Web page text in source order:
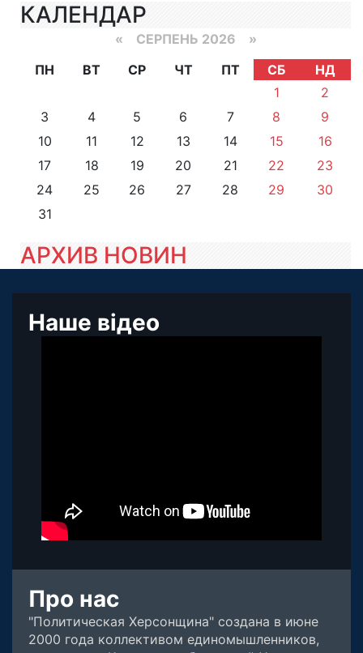
КАЛЕНДАР
« СЕРПЕНЬ 2026 »
ПН
ВТ СР ЧТ ПТ СБ
НД
1
2
3
4 5 6 7 8
9
10
11 12 13 14 15
16
17
18 19 20 21 22
23
24
25 26 27 28 29
30
31
АРХИВ НОВИН
Наше відео
Про нас
"Политическая Херсонщина" создана в июне
2000 года коллективом единомышленников,